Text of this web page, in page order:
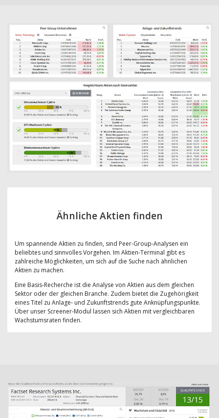
Ähnliche Aktien finden
Um spannende Aktien zu finden, sind Peer-Group-Analysen ein
beliebtes und sinnvolles Vorgehen. Im Aktien-Terminal gibt es
zahlreiche Möglichkeiten, um sich auf die Suche nach ähnlichen
Aktien zu machen.
Eine Basis-Recherche ist die Analyse von Aktien aus dem gleichen
Sektor oder der gleichen Branche. Zudem bietet die Zugehörigkeit
eines Titel zu Anlage- und Zukunftstrends gute Anknüpfungspunkte.
Über unser Screener-Modul lassen sich Aktien mit vergleichbaren
Wachstumsraten finden.